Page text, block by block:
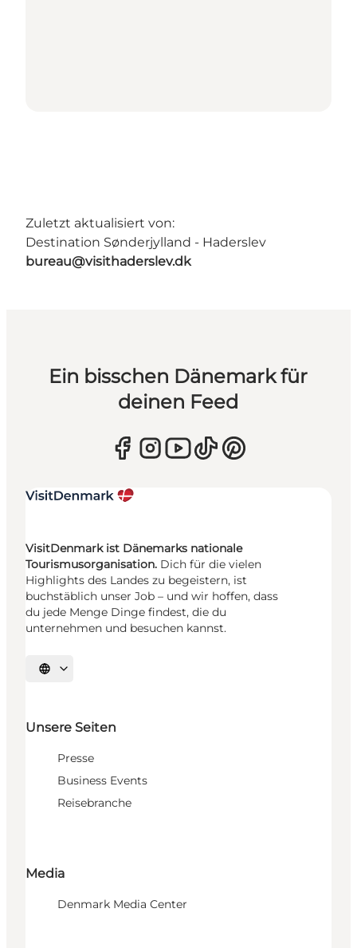
Zuletzt aktualisiert von:
Destination Sønderjylland - Haderslev
bureau@visithaderslev.dk
Ein bisschen Dänemark für
deinen Feed
VisitDenmark ist Dänemarks nationale
Tourismusorganisation. Dich für die vielen
Highlights des Landes zu begeistern, ist
buchstäblich unser Job – und wir hoffen, dass
du jede Menge Dinge findest, die du
unternehmen und besuchen kannst.
Sprache auswählen
Unsere Seiten
Presse
Business Events
Reisebranche
Media
Denmark Media Center